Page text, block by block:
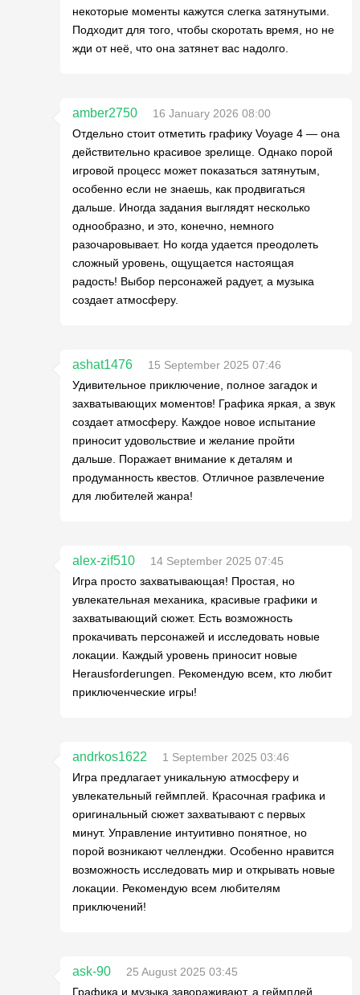
некоторые моменты кажутся слегка затянутыми.
Подходит для того, чтобы скоротать время, но не
жди от неё, что она затянет вас надолго.
amber2750
16 January 2026 08:00
Отдельно стоит отметить графику Voyage 4 — она
действительно красивое зрелище. Однако порой
игровой процесс может показаться затянутым,
особенно если не знаешь, как продвигаться
дальше. Иногда задания выглядят несколько
однообразно, и это, конечно, немного
разочаровывает. Но когда удается преодолеть
сложный уровень, ощущается настоящая
радость! Выбор персонажей радует, а музыка
создает атмосферу.
ashat1476
15 September 2025 07:46
Удивительное приключение, полное загадок и
захватывающих моментов! Графика яркая, а звук
создает атмосферу. Каждое новое испытание
приносит удовольствие и желание пройти
дальше. Поражает внимание к деталям и
продуманность квестов. Отличное развлечение
для любителей жанра!
alex-zif510
14 September 2025 07:45
Игра просто захватывающая! Простая, но
увлекательная механика, красивые графики и
захватывающий сюжет. Есть возможность
прокачивать персонажей и исследовать новые
локации. Каждый уровень приносит новые
Herausforderungen. Рекомендую всем, кто любит
приключенческие игры!
andrkos1622
1 September 2025 03:46
Игра предлагает уникальную атмосферу и
увлекательный геймплей. Красочная графика и
оригинальный сюжет захватывают с первых
минут. Управление интуитивно понятное, но
порой возникают челленджи. Особенно нравится
возможность исследовать мир и открывать новые
локации. Рекомендую всем любителям
приключений!
ask-90
25 August 2025 03:45
Графика и музыка завораживают, а геймплей